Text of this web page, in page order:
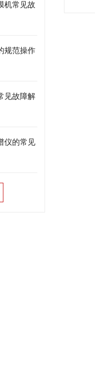
机常见故
规范操作
见故障解
仪的常见